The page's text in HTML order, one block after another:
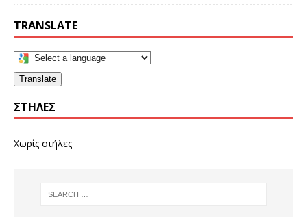
TRANSLATE
Translate
ΣΤΉΛΕΣ
Χωρίς στήλες